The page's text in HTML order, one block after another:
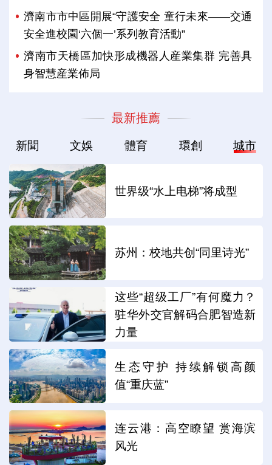
濟南市市中區開展“守護安全 童行未來——交通
安全進校園‘六個一’系列教育活動”
濟南市天橋區加快形成機器人産業集群 完善具
身智慧産業佈局
最新推薦
新聞 文娛 體育 環創 城市
世界级“水上电梯”将成型
苏州：校地共创“同里诗光”
这些“超级工厂”有何魔力？
驻华外交官解码合肥智造新
力量
生态守护 持续解锁高颜
值“重庆蓝”
连云港：高空瞭望 赏海滨
风光